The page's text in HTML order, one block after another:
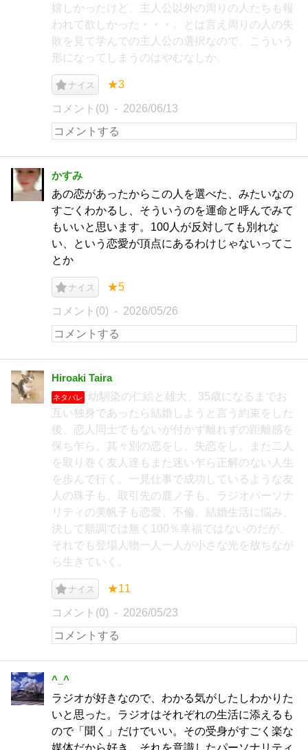
嬉しかったけど、主人公以外の周りの人たちも報
われて欲しかった・・・。とは言え周りの人の失
敗を見て学んでの主人公の選択なので、こういう
形になってしまうのはやむなしか。
ナイス ★3
コメント(0) 2026/06/13
かすみ
あの恋があったからこの人を選べた、みたいなの
すごくわかるし、そういうのを運命と呼んでみて
もいいと思います。100人が反対しても別れな
い、という恋愛が頂点にあるわけじゃないってこ
とか
ナイス ★5
コメント(0) 2026/05/26
Hiroaki Taira
ネタバレ
幼馴染の仁絵と雄大、35歳になるまでお
互い独身であったら結婚しようと言う約束をした
後、恋人同士でもないが付かず離れずの距離感を
保ち乍ら、其々別の恋をし、失恋をし。また二人
を取り巻く友人達もまた迷い乍ら正解のない人生
を歩んで行く。一見仕事で成功しているような友
人の珠子も、取引先の鹿ノ子も、ラジオパーソナ
リティの美帆子も恋愛、不倫、結婚生活に悩み、
決して順調では無く100％幸福ではないのだが、
それでも登場人物一人一人が小さな光を放ちなが
ら生きていく。
ナイス ★11
コメント(0) 2026/05/23
^_^
ラジオが好きなので、わかる気がしたしわかりた
いと思った。ラジオはそれぞれの生活に添えるも
ので「聞く」だけでいい。その受身がすごく楽な
媒体だから好き。それを意識したパーソナリティ